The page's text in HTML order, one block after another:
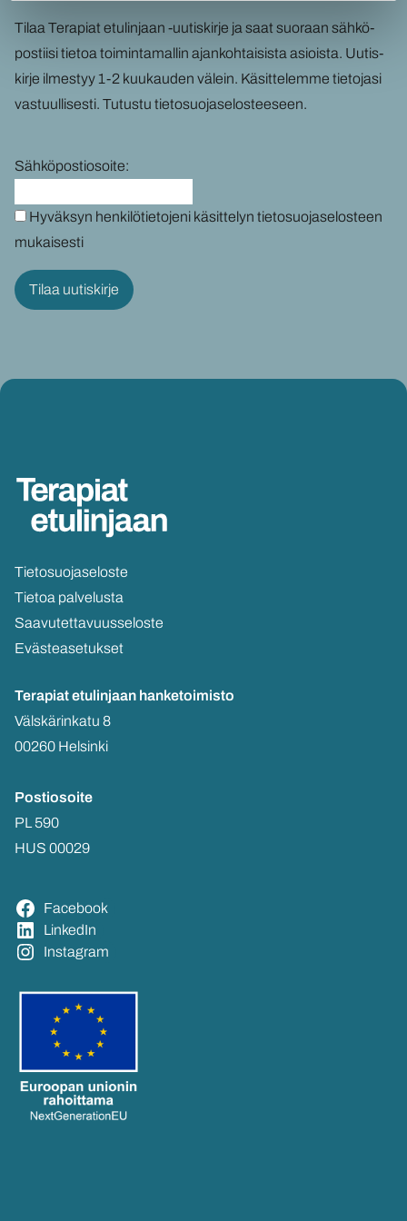
Tilaa Te­ra­piat etu­lin­jaan -​uutiskirje ja saat suo­raan säh­kö­
pos­tii­si tie­toa toi­min­ta­mal­lin ajan­koh­tai­sis­ta asiois­ta. Uu­tis­
kir­je il­mes­tyy 1-2 kuu­kau­den vä­lein. Kä­sit­te­lem­me tie­to­ja­si
vas­tuul­li­ses­ti. Tu­tus­tu tie­to­suo­ja­se­los­tee­seen.
Sähköpostiosoite:
Hyväksyn henkilötietojeni käsittelyn tietosuojaselosteen
mukaisesti
Tie­to­suo­ja­se­los­te
Tie­toa pal­ve­lus­ta
Saa­vu­tet­ta­vuus­se­los­te
Eväs­tea­se­tuk­set
Te­ra­piat etu­lin­jaan han­ke­toi­mis­to
Väls­kä­rin­ka­tu 8
00260 Hel­sin­ki
Pos­tio­soi­te
PL 590
HUS 00029
Face­book
Lin­ke­dIn
Ins­ta­gram